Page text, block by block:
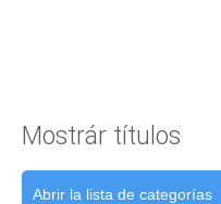
Mostrár títulos
Abrir la lista de categorías